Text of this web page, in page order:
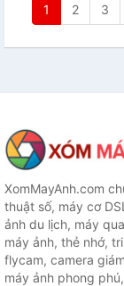
1 2 3
XomMayAnh.com
thuật số, máy cơ
ảnh du lịch, máy
máy ảnh, thẻ nhớ,
flycam, camera
máy ảnh phong